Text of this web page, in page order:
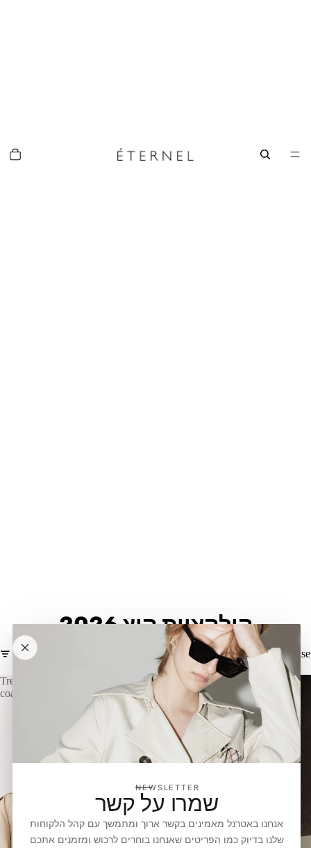
NEWSLETTER
שמרו על קשר
אנחנו באטרנל מאמינים בקשר ארוך ומתמשך עם קהל הלקוחות
שלנו בדיוק כמו הפריטים שאנחנו בוחרים לרכוש ומזמנים אתכם
קולקציית קיץ 2026
FILTER Translation missing: he-
Trench
coat
sneakers